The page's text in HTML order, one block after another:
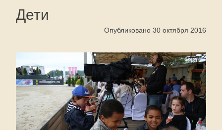
Дети
Опубликовано 30 октября 2016